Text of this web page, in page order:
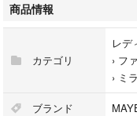
商品情報
カテゴリ
レデ
› フ
› ミ
ブランド